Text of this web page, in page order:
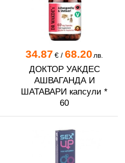
34.87 €/ 68.20 лв.
ДОКТОР УАКДЕС
АШВАГАНДА И
ШАТАВАРИ капсули *
60